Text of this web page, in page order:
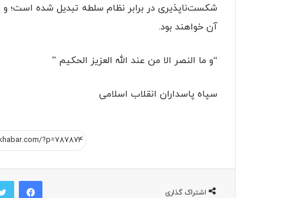
شکست‌ناپذیری در برابر نظام سلطه تبدیل شده است؛
آن خواهند بود.
“و ما النصر الا من عند الله العزیز الحکیم ”
سپاه پاسداران انقلاب اسلامی
اشتراک گذاری
فیسبوک